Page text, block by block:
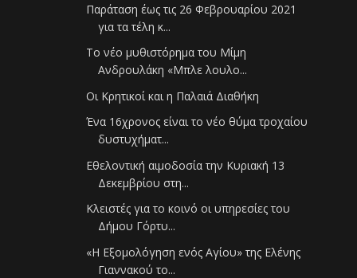
Παράταση έως τις 26 Φεβρουαρίου 2021
για τα τέλη κ...
Το νέο μυθιστόρημα του Μίμη
Ανδρουλάκη «Μπλε λουλο...
Οι Κρητικοί και η Παλαιά Διαθήκη
Ένα 16χρονος είναι το νέο θύμα τροχαίου
δυστυχήματ...
Εθελοντική αιμοδοσία την Κυριακή 13
Δεκεμβρίου στη...
Κλειστές για το κοινό οι υπηρεσίες του
Δήμου Γόρτυ...
«Η Εξομολόγηση ενός Αγίου» της Ελένης
Γιαννακού το...